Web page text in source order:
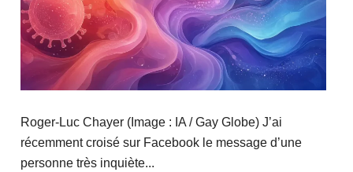
Roger-Luc Chayer (Image : IA / Gay Globe) J’ai
récemment croisé sur Facebook le message d’une
personne très inquiète...